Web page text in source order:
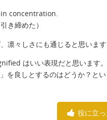
concentration.
き締めた）
凛々しさにも通じると思います
はいい表現だと思います。
を良しとするのはどうか？と
役に立